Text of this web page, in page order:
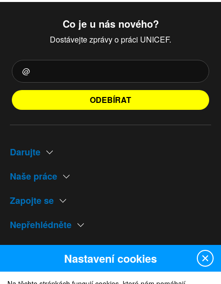
Co je u nás nového?
Dostávejte zprávy o práci UNICEF.
ODEBÍRAT
Darujte
Naše práce
Zapojte se
Nepřehlédněte
Naše weby
Nastavení cookies